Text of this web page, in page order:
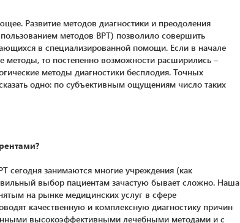
Развитие методов диагностики и преодоления
методов ВРТ) позволило совершить
в специализированной помощи. Если в начале
то постепенно возможности расширились –
методы диагностики бесплодия. Точных
одно: по субъективным ощущениям число таких
занимаются многие учреждения (как
выбор пациентам зачастую бывает сложно. Наша
на рынке медицинских услуг в сфере
качественную и комплексную диагностику причин
высокоэффективными лечебными методами и с